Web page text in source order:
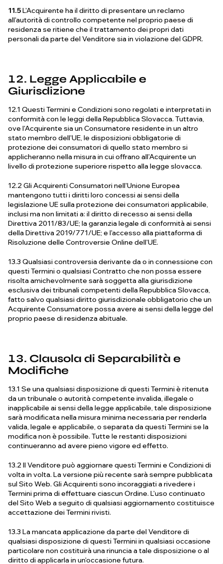
11.5L'Acquirente ha il diritto di presentare un reclamo
all'autorità di controllo competente nel proprio paese di
residenza se ritiene che il trattamento dei propri dati
personali da parte del Venditore sia in violazione del GDPR.
12. Legge Applicabile e
Giurisdizione
12.1 Questi Termini e Condizioni sono regolati e interpretati in
conformità con le leggi della Repubblica Slovacca. Tuttavia,
ove l'Acquirente sia un Consumatore residente in un altro
stato membro dell'UE, le disposizioni obbligatorie di
protezione dei consumatori di quello stato membro si
applicheranno nella misura in cui offrano all'Acquirente un
livello di protezione superiore rispetto alla legge slovacca.
12.2 Gli Acquirenti Consumatori nell'Unione Europea
mantengono tutti i diritti loro concessi ai sensi della
legislazione UE sulla protezione dei consumatori applicabile,
inclusi ma non limitati a: il diritto di recesso ai sensi della
Direttiva 2011/83/UE; la garanzia legale di conformità ai sensi
della Direttiva 2019/771/UE; e l'accesso alla piattaforma di
Risoluzione delle Controversie Online dell'UE.
13.3 Qualsiasi controversia derivante da o in connessione con
questi Termini o qualsiasi Contratto che non possa essere
risolta amichevolmente sarà soggetta alla giurisdizione
esclusiva dei tribunali competenti della Repubblica Slovacca,
fatto salvo qualsiasi diritto giurisdizionale obbligatorio che un
Acquirente Consumatore possa avere ai sensi della legge del
proprio paese di residenza abituale.
13. Clausola di Separabilità e
Modifiche
13.1 Se una qualsiasi disposizione di questi Termini è ritenuta
da un tribunale o autorità competente invalida, illegale o
inapplicabile ai sensi della legge applicabile, tale disposizione
sarà modificata nella misura minima necessaria per renderla
valida, legale e applicabile, o separata da questi Termini se la
modifica non è possibile. Tutte le restanti disposizioni
continueranno ad avere pieno vigore ed effetto.
13.2 Il Venditore può aggiornare questi Termini e Condizioni di
volta in volta. La versione più recente sarà sempre pubblicata
sul Sito Web. Gli Acquirenti sono incoraggiati a rivedere i
Termini prima di effettuare ciascun Ordine. L'uso continuato
del Sito Web a seguito di qualsiasi aggiornamento costituisce
accettazione dei Termini rivisti.
13.3 La mancata applicazione da parte del Venditore di
qualsiasi disposizione di questi Termini in qualsiasi occasione
particolare non costituirà una rinuncia a tale disposizione o al
diritto di applicarla in un'occasione futura.